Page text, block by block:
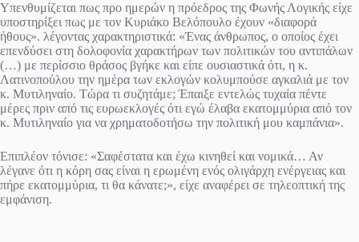
Υπενθυμίζεται πως προ ημερών η πρόεδρος της Φωνής Λογικής είχε
υποστηρίξει πως με τον Κυριάκο Βελόπουλο έχουν «διαφορά
ήθους». λέγοντας χαρακτηριστικά: «Ένας άνθρωπος, ο οποίος έχει
επενδύσει στη δολοφονία χαρακτήρων των πολιτικών του αντιπάλων
(…) με περίσσιο θράσος βγήκε και είπε ουσιαστικά ότι, η κ.
Λατινοπούλου την ημέρα των εκλογών κολυμπούσε αγκαλιά με τον
κ. Μυτιληναίο. Τώρα τι συζητάμε; Έπαιξε εντελώς τυχαία πέντε
μέρες πριν από τις ευρωεκλογές ότι εγώ έλαβα εκατομμύρια από τον
κ. Μυτιληναίο για να χρηματοδοτήσω την πολιτική μου καμπάνια».
Επιπλέον τόνισε: «Σαφέστατα και έχω κινηθεί και νομικά… Αν
λέγανε ότι η κόρη σας είναι η ερωμένη ενός ολιγάρχη ενέργειας και
πήρε εκατομμύρια, τι θα κάνατε;», είχε αναφέρει σε τηλεοπτική της
εμφάνιση.